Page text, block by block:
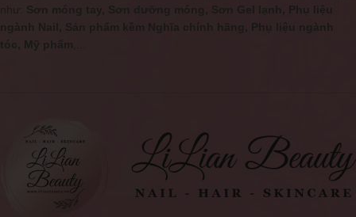
như: Sơn móng tay, Sơn dưỡng móng, Sơn Gel lạnh, Phụ liệu
ngành Nail, Sản phẩm kềm Nghĩa chính hãng, Phụ liệu ngành
tóc, Mỹ phẩm